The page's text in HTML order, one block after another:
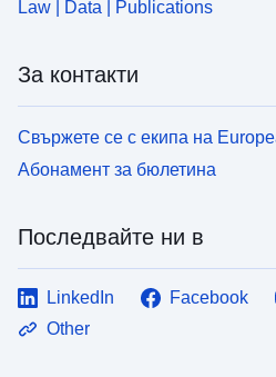
Law | Data | Publications
За контакти
Свържете се с екипа на
Абонамент за бюлетина
Последвайте ни в
LinkedIn Facebook
Other